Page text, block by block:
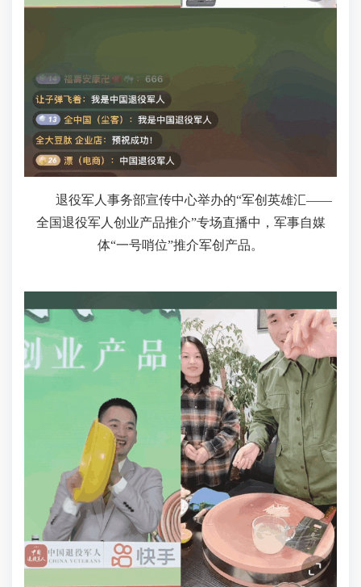
退役军人事务部宣传中心举办的“军创英雄汇——
全国退役军人创业产品推介”专场直播中，军事自媒
体“一号哨位”推介军创产品。